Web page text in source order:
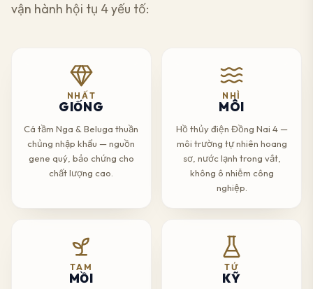
vận hành hội tụ 4 yếu tố:
NHẤT
GIỐNG
Cá tầm Nga & Beluga thuần
chủng nhập khẩu — nguồn
gene quý, bảo chứng cho
chất lượng cao.
NHÌ
MÔI
Hồ thủy điện Đồng Nai 4 —
môi trường tự nhiên hoang
sơ, nước lạnh trong vắt,
không ô nhiễm công
nghiệp.
TAM
MỒI
TỨ
KỸ